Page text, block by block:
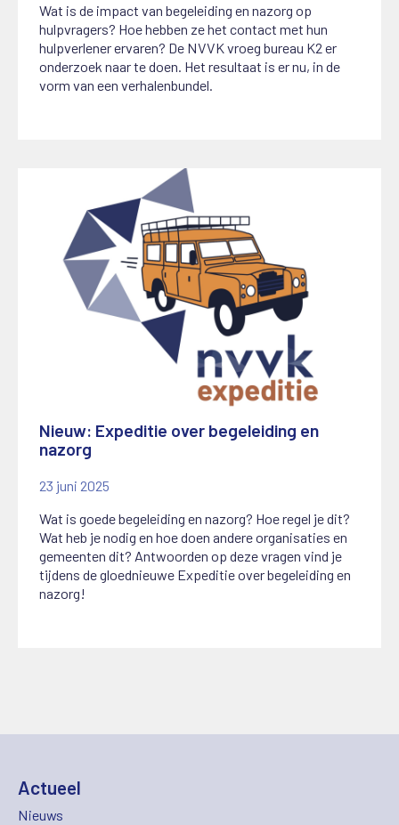
Wat is de impact van begeleiding en nazorg op
hulpvragers? Hoe hebben ze het contact met hun
hulpverlener ervaren? De NVVK vroeg bureau K2 er
onderzoek naar te doen. Het resultaat is er nu, in de
vorm van een verhalenbundel.
Nieuw: Expeditie over begeleiding en
nazorg
23 juni 2025
Wat is goede begeleiding en nazorg? Hoe regel je dit?
Wat heb je nodig en hoe doen andere organisaties en
gemeenten dit? Antwoorden op deze vragen vind je
tijdens de gloednieuwe Expeditie over begeleiding en
nazorg!
Actueel
Nieuws